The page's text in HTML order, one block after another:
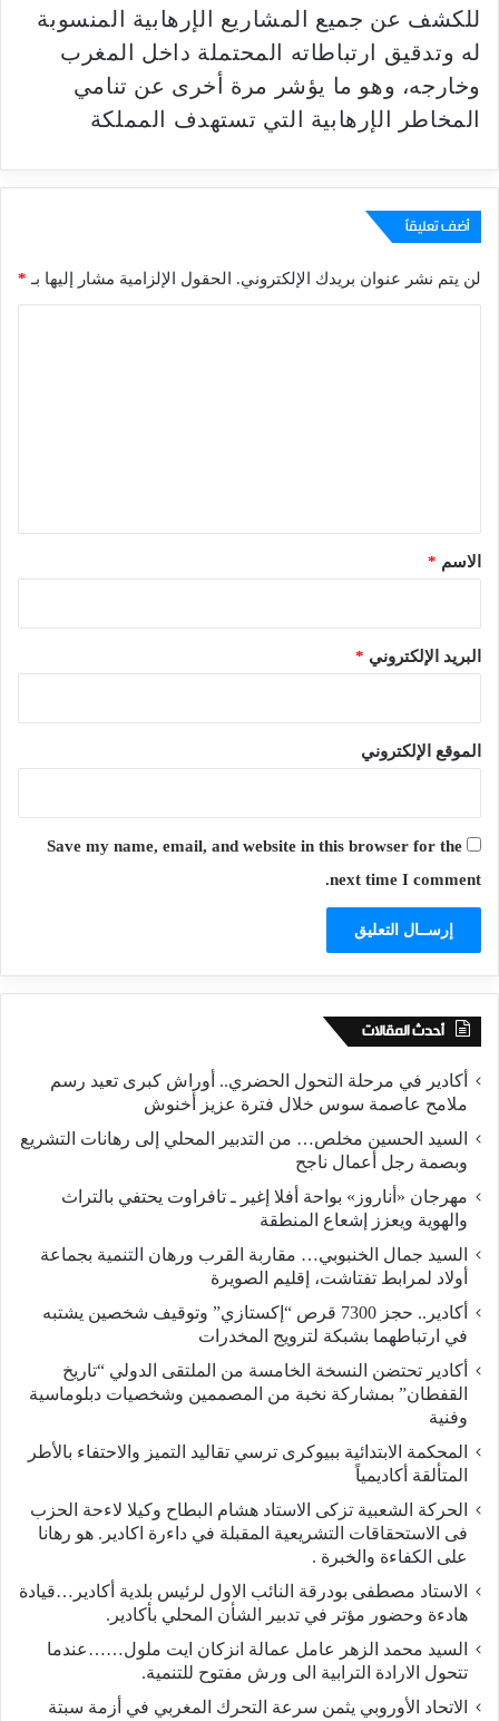
للكشف عن جميع المشاريع الإرهابية المنسوبة
له وتدقيق ارتباطاته المحتملة داخل المغرب
وخارجه، وهو ما يؤشر مرة أخرى عن تنامي
المخاطر الإرهابية التي تستهدف المملكة
أضف تعليقاً
لن يتم نشر عنوان بريدك الإلكتروني. الحقول الإلزامية مشار إليها بـ *
*الاسم *
البريد الإلكتروني *
الموقع الإلكتروني
Save my name, email, and website in this browser for the
next time I comment.
أحدث المقالات
أكادير في مرحلة التحول الحضري.. أوراش كبرى تعيد رسم
ملامح عاصمة سوس خلال فترة عزيز أخنوش
السيد الحسين مخلص… من التدبير المحلي إلى رهانات التشريع
وبصمة رجل أعمال ناجح
مهرجان «أناروز» بواحة أفلا إغير ـ تافراوت يحتفي بالتراث
والهوية ويعزز إشعاع المنطقة
السيد جمال الخنبوبي… مقاربة القرب ورهان التنمية بجماعة
أولاد لمرابط تفتاشت، إقليم الصويرة
أكادير.. حجز 7300 قرص “إكستازي” وتوقيف شخصين يشتبه
في ارتباطهما بشبكة لترويج المخدرات
أكادير تحتضن النسخة الخامسة من الملتقى الدولي “تاريخ
القفطان” بمشاركة نخبة من المصممين وشخصيات دبلوماسية
وفنية
المحكمة الابتدائية ببيوكرى ترسي تقاليد التميز والاحتفاء بالأطر
المتألقة أكاديمياً
الحركة الشعبية تزكى الاستاد هشام البطاح وكيلا لاءحة الحزب
فى الاستحقاقات التشريعية المقبلة في داءرة اكادير. هو رهانا
على الكفاءة والخبرة .
الاستاد مصطفى بودرقة النائب الاول لرئيس بلدية أكادير…قيادة
هادءة وحضور مؤتر في تدبير الشأن المحلي بأكادير.
السيد محمد الزهر عامل عمالة انزكان ايت ملول……عندما
تتحول الارادة الترابية الى ورش مفتوح للتنمية.
الاتحاد الأوروبي يثمن سرعة التحرك المغربي في أزمة سبتة